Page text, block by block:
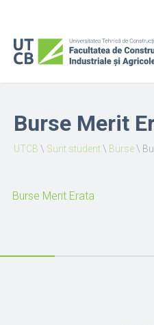
Burse Merit
UTCB \ Sunt student\ Burse\
Burse Merit Erata